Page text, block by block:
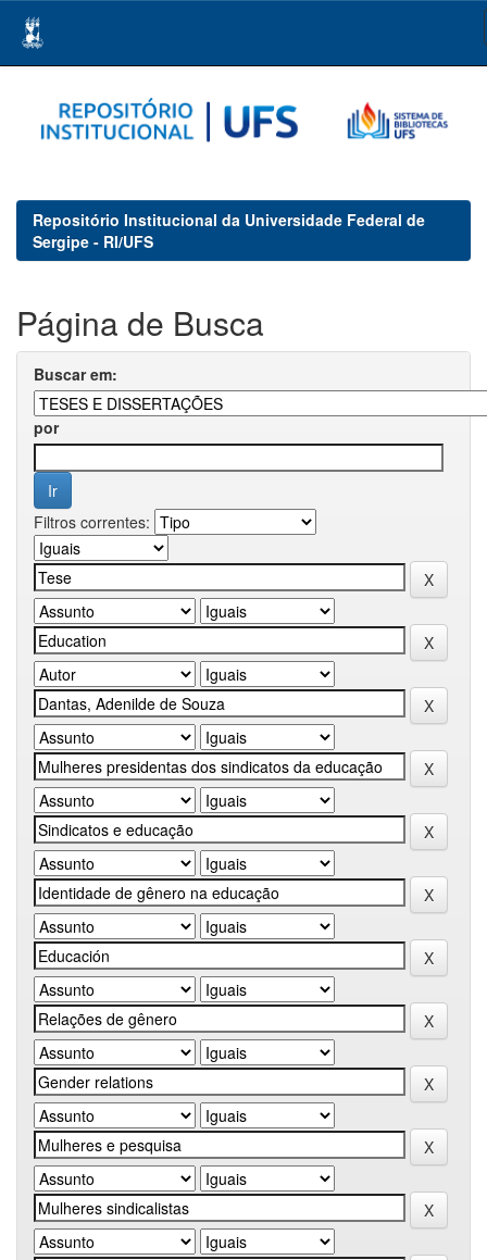
navigation
Repositório Institucional da Universidade Federal de
Sergipe - RI/UFS
Página de Busca
Buscar em:
por
Filtros correntes: